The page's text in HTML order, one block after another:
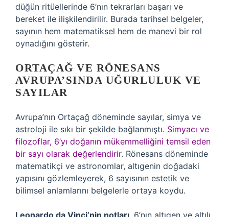
düğün ritüellerinde 6’nın tekrarları başarı ve
bereket ile ilişkilendirilir. Burada tarihsel belgeler,
sayının hem matematiksel hem de manevi bir rol
oynadığını gösterir.
ORTAÇAĞ VE RÖNESANS
AVRUPA’SINDA UĞURLULUK VE
SAYILAR
Avrupa’nın Ortaçağ döneminde sayılar, simya ve
astroloji ile sıkı bir şekilde bağlanmıştı. Simyacı ve
filozoflar, 6’yı doğanın mükemmelliğini temsil eden
bir sayı olarak değerlendirir. Rönesans döneminde
matematikçi ve astronomlar, altıgenin doğadaki
yapısını gözlemleyerek, 6 sayısının estetik ve
bilimsel anlamlarını belgelerle ortaya koydu.
Leonardo da Vinci’nin notları , 6’nın altıgen ve altılı